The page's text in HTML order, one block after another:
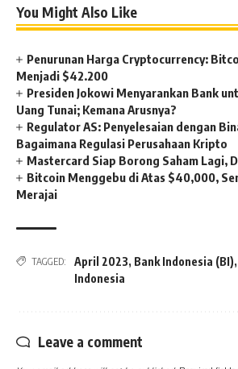
You Might Also Like
Penurunan Harga Cryptocurrency:
Menjadi $42.200
Presiden Jokowi Menyarankan Bank
Uang Tunai; Kemana Arusnya?
Regulator AS: Penyelesaian dengan
Bagaimana Regulasi Perusahaan Kripto
Mastercard Siap Borong Saham Lagi,
Bitcoin Menggebu di Atas $40,000,
Merajai
TAGGED: April 2023, Bank Indonesia (BI),
Indonesia
Leave a comment